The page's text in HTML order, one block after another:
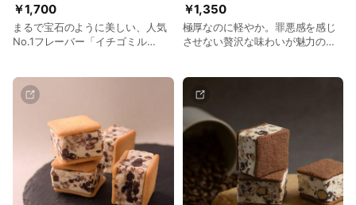
￥1,700
まるで宝石のように美しい、人気
No.1フレーバー「イチゴミル
￥1,350
極厚なのに軽やか。罪悪感を感じ
させない贅沢な味わいが魅力の、